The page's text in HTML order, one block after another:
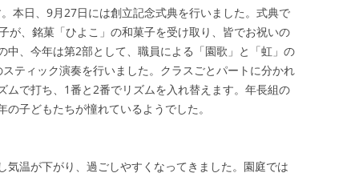
本日、9月27日には創立記念式典を行いました。式典で
が、銘菓「ひよこ」の和菓子を受け取り、皆でお祝いの
中、今年は第2部として、職員による「園歌」と「虹」の
ティック演奏を行いました。クラスごとパートに分かれ
ムで打ち、1番と2番でリズムを入れ替えます。年長組の
子どもたちが憧れているようでした。
気温が下がり、過ごしやすくなってきました。園庭では